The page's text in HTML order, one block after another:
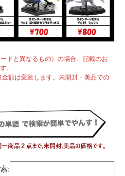
ドと異なるもの）の場合、記載のお
。
額は変動します。未開封・美品での
: